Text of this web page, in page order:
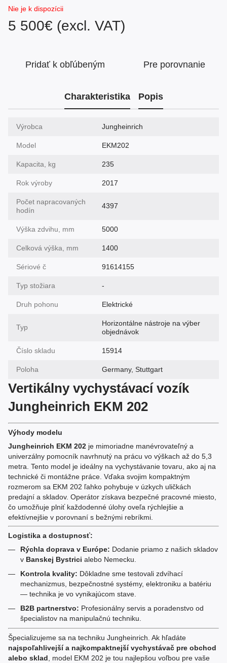
Nie je k dispozícii
5 500€ (excl. VAT)
Pridať k obľúbeným Pre porovnanie
Charakteristika Popis
Výrobca Jungheinrich
Model EKM202
Kapacita, kg 235
Rok výroby 2017
Počet napracovaných
hodín
4397
Výška zdvihu, mm 5000
Celková výška, mm 1400
Sériové č 91614155
Typ stožiara -
Druh pohonu Elektrické
Typ
Horizontálne nástroje na výber
objednávok
Číslo skladu 15914
Poloha Germany, Stuttgart
Vertikálny vychystávací vozík
Jungheinrich EKM 202
Výhody modelu
Jungheinrich EKM 202 je mimoriadne manévrovateľný a
univerzálny pomocník navrhnutý na prácu vo výškach až do 5,3
metra. Tento model je ideálny na vychystávanie tovaru, ako aj na
technické či montážne práce. Vďaka svojim kompaktným
rozmerom sa EKM 202 ľahko pohybuje v úzkych uličkách
predajní a skladov. Operátor získava bezpečné pracovné miesto,
čo umožňuje plniť každodenné úlohy oveľa rýchlejšie a
efektívnejšie v porovnaní s bežnými rebríkmi.
Logistika a dostupnosť:
Rýchla doprava v Európe: Dodanie priamo z našich skladov
v Banskej Bystrici alebo Nemecku.
Kontrola kvality: Dôkladne sme testovali zdvíhací
mechanizmus, bezpečnostné systémy, elektroniku a batériu
— technika je vo vynikajúcom stave.
B2B partnerstvo: Profesionálny servis a poradenstvo od
špecialistov na manipulačnú techniku.
Špecializujeme sa na techniku Jungheinrich. Ak hľadáte
najspoľahlivejší a najkompaktnejší vychystávač pre obchod
alebo sklad , model EKM 202 je tou najlepšou voľbou pre vaše